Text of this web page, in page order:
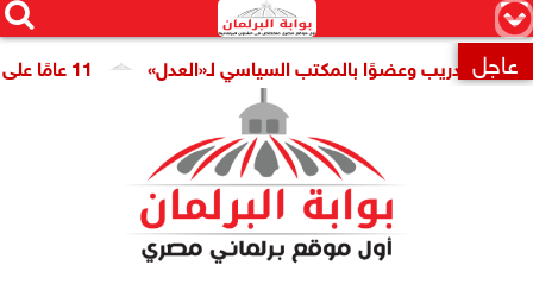
×


 عاجل 11 عامًا على افتتاح قناة السويس الجديدة.. النائبة مروة قنصوة: رؤية الدولة حولت الممر الملاحي إلى مركز اقتصادي عالمي للتدريب وعضوًا بالمكتب السياسي لـ«العدل»